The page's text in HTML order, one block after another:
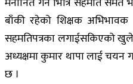
बाँकी रहेको शिक्षक
सहमतिपत्रका लगाईसकिएको
अध्यक्षमा कुमार थापा लाई चयन
छ ।